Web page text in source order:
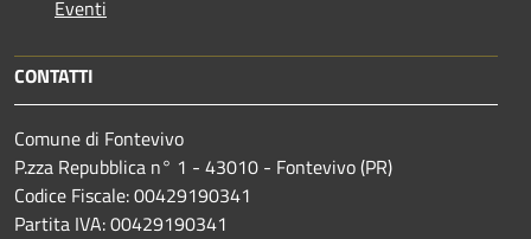
Eventi
CONTATTI
Comune di Fontevivo
P.zza Repubblica n° 1 - 43010 - Fontevivo (PR)
Codice Fiscale: 00429190341
Partita IVA: 00429190341